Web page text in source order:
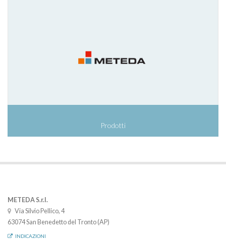
Prodotti
METEDA S.r.l.
Via Silvio Pellico, 4
63074 San Benedetto del Tronto (AP)
INDICAZIONI